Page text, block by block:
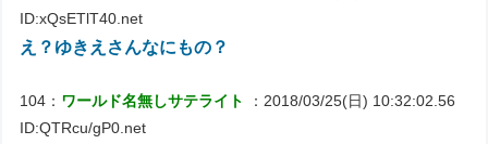
ID:xQsETlT40.net
え？ゆきえさんなにもの？
104： ワールド名無しサテライト
：2018/03/25(日) 10:32:02.56
ID:QTRcu/gP0.net